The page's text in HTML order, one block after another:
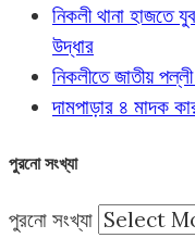
নিকলী থানা হাজতে
উদ্ধার
নিকলীতে জাতীয়
দামপাড়ার ৪ মাদক
পুরনো সংখ্যা
পুরনো সংখ্যা